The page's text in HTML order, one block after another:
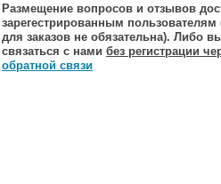
Размещение вопросов и отзывов
зарегестрированным пользователям
для заказов не обязательна). Либо
связаться с нами без регистрации
обратной связи